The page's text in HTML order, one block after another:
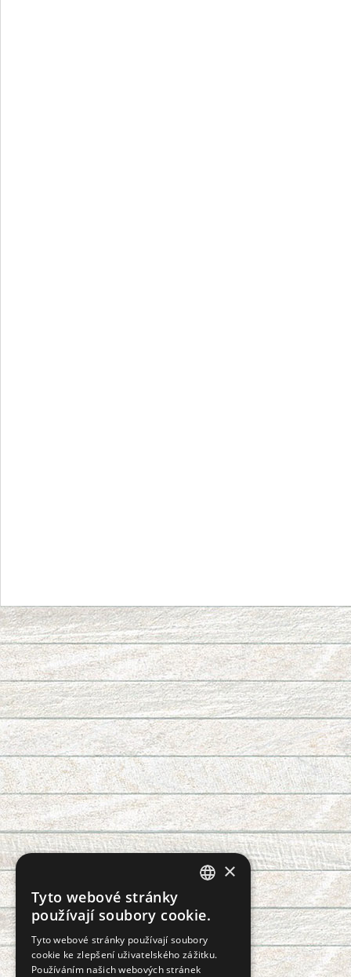
GERMAN
×
Tyto webové stránky
používají soubory cookie.
Tyto webové stránky používají soubory
cookie ke zlepšení uživatelského zážitku.
Používáním našich webových stránek